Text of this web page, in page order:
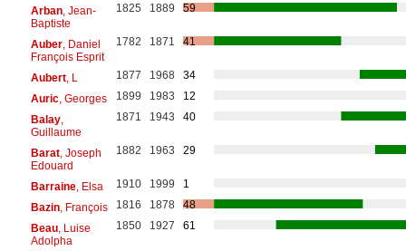
Arban, Jean-
Baptiste
1825 1889 59
Auber, Daniel
François Esprit
1782 1871 41
Aubert, L 1877 1968
34
Auric, Georges 1899 1983
12
Balay,
Guillaume
1871 1943 40
Barat, Joseph
Edouard
1882 1963 29
Barraine, Elsa 1910 1999
1
Bazin, François 1816 1878
48
Beau, Luise
Adolpha
1850 1927 61